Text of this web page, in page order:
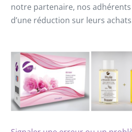
notre partenaire, nos
d’une réduction sur leurs